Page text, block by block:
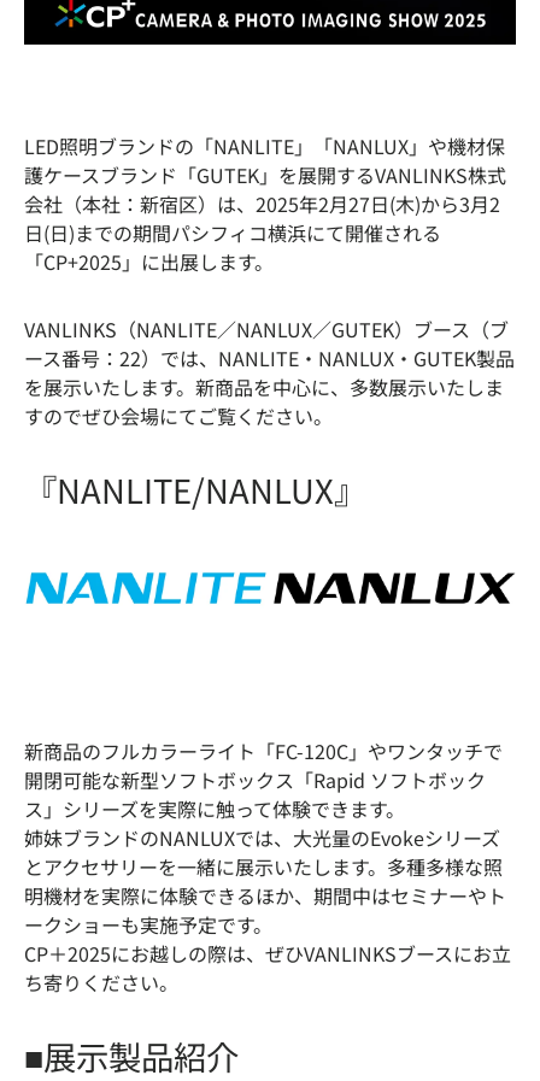
LED照明ブランドの「NANLITE」「NANLUX」や機材保
護ケースブランド「GUTEK」を展開するVANLINKS株式
会社（本社：新宿区）は、2025年2月27日(木)から3月2
日(日)までの期間パシフィコ横浜にて開催される
「CP+2025」に出展します。
VANLINKS（NANLITE／NANLUX／GUTEK）ブース（ブ
ース番号：22）では、NANLITE・NANLUX・GUTEK製品
を展示いたします。新商品を中心に、多数展示いたしま
すのでぜひ会場にてご覧ください。
『NANLITE/NANLUX』
新商品のフルカラーライト「FC-120C」やワンタッチで
開閉可能な新型ソフトボックス「Rapid ソフトボック
ス」シリーズを実際に触って体験できます。
姉妹ブランドのNANLUXでは、大光量のEvokeシリーズ
とアクセサリーを一緒に展示いたします。多種多様な照
明機材を実際に体験できるほか、期間中はセミナーやト
ークショーも実施予定です。
CP＋2025にお越しの際は、ぜひVANLINKSブースにお立
ち寄りください。
■展示製品紹介